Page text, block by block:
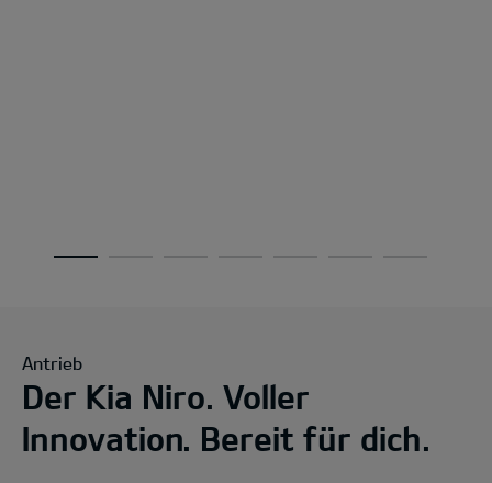
Antrieb
Der Kia Niro. Voller
Innovation. Bereit für dich.